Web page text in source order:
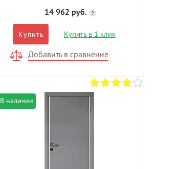
14 962 руб.
?
Купить Купить в 1 клик
Добавить в сравнение
В наличии